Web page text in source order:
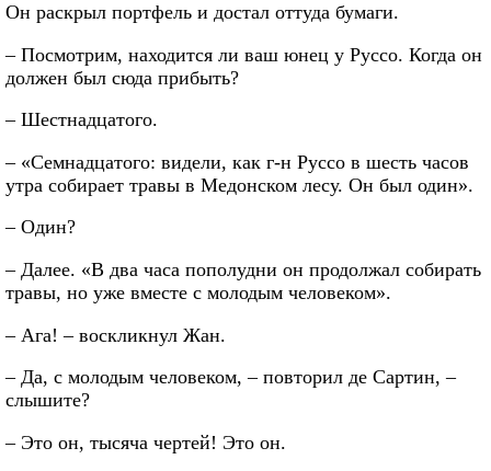
Он раскрыл портфель и достал оттуда бумаги.
– Посмотрим, находится ли ваш юнец у Руссо. Когда он
должен был сюда прибыть?
– Шестнадцатого.
– «Семнадцатого: видели, как г-н Руссо в шесть часов
утра собирает травы в Медонском лесу. Он был один».
– Один?
– Далее. «В два часа пополудни он продолжал собирать
травы, но уже вместе с молодым человеком».
– Ага! – воскликнул Жан.
– Да, с молодым человеком, – повторил де Сартин, –
слышите?
– Это он, тысяча чертей! Это он.